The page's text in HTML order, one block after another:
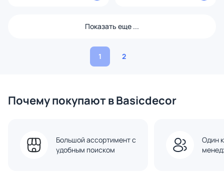
Показать еще ...
1 2
Почему покупают в Basicdecor
Большой ассортимент с
удобным поиском
Один